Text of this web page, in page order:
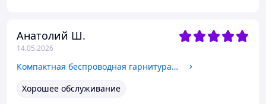
Анатолий Ш.
14.05.2026
Компактная беспроводная гарнитура блютуз с шумоподавлением и HD-звонками Чёрная (model-NB41)
Хорошее обслуживание